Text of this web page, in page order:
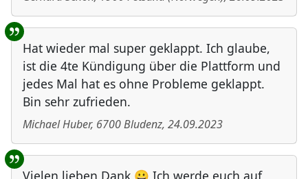
Hat wieder mal super geklappt. Ich glaube,
ist die 4te Kündigung über die Plattform und
jedes Mal hat es ohne Probleme geklappt.
Bin sehr zufrieden.
Michael Huber, 6700Bludenz, 24.09.2023